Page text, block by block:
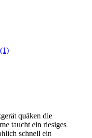
quäken die
taucht ein riesiges
schnell ein